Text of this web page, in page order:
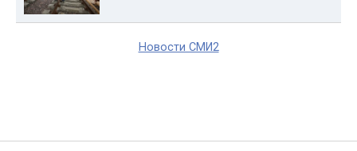
Новости СМИ2